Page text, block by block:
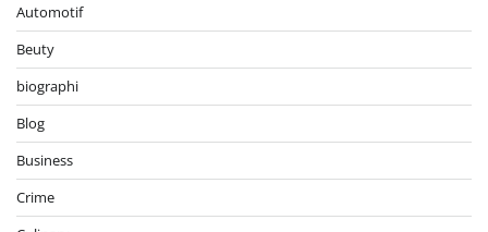
Automotif
Beuty
biographi
Blog
Business
Crime